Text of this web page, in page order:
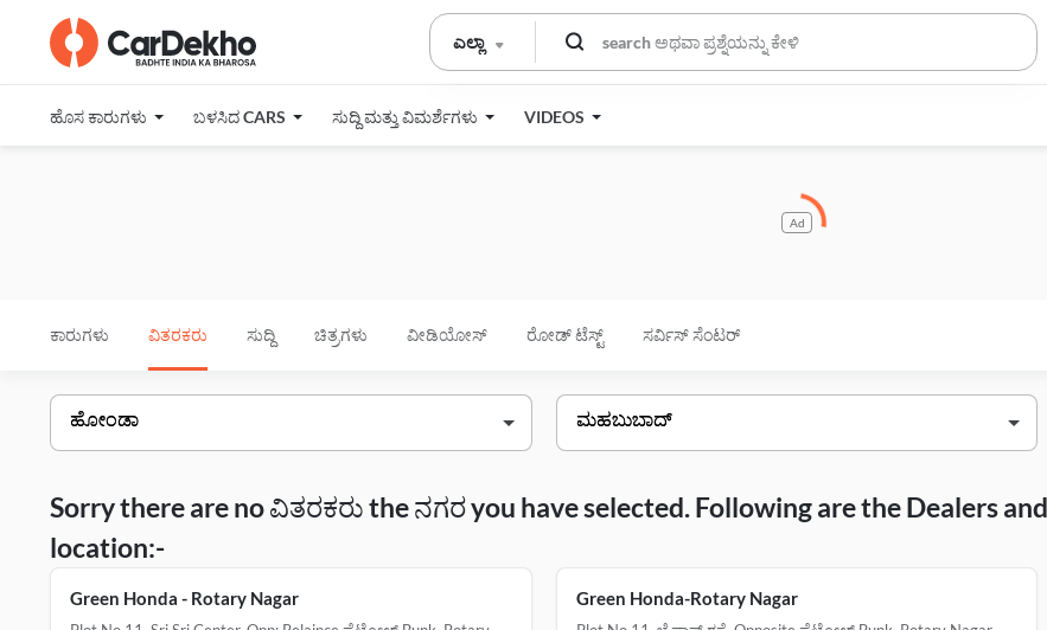
ಎಲ್ಲಾ
ಹೊಸ ಕಾರುಗಳು ಬಳಸಿದ CARS ಸುದ್ದಿ ಮತ್ತು ವಿಮರ್ಶೆಗಳು VIDEOS
Ad
ಕಾರುಗಳು ವಿತರಕರು ಸುದ್ದಿ ಚಿತ್ರಗಳು ವೀಡಿಯೋಸ್ ರೋಡ್ ಟೆಸ್ಟ್ ಸರ್ವಿಸ್ ಸೆಂಟರ್
Sorry there are no ವಿತರಕರು the ನಗರ you have selected. Following are the Dealers
location:-
Green Honda - Rotary Nagar Green Honda-Rotary Nagar